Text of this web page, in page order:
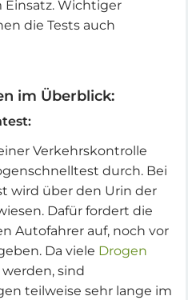
Einsatz. Wichtiger
die Tests auch
im Überblick:
Verkehrskontrolle
durch. Bei
wird über den Urin der
Dafür fordert die
Autofahrer auf, noch vor
Da viele Drogen
sind
teilweise sehr lange im